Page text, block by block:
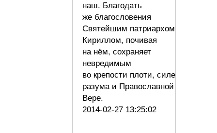
наш. Благодать
же благословения
Святейшим патриархом
Кириллом, почивая
на нём, сохраняет
невредимым
во крепости плоти, силе
разума и Православной
Вере.
2014-02-27 13:25:02